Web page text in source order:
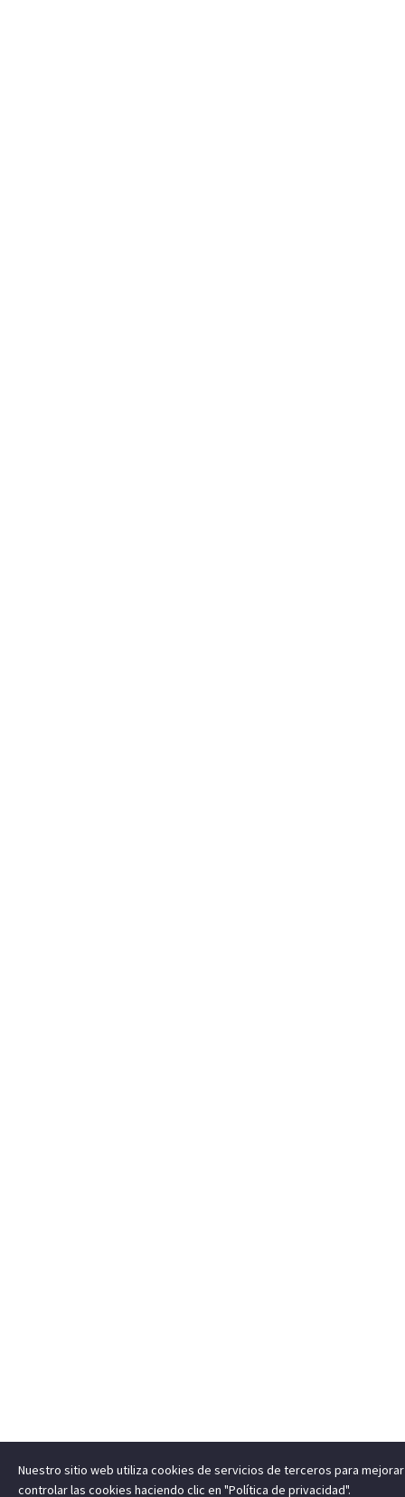
Nuestro sitio web utiliza cookies de servicios de terceros para
controlar las cookies haciendo clic en "Política de privacidad".